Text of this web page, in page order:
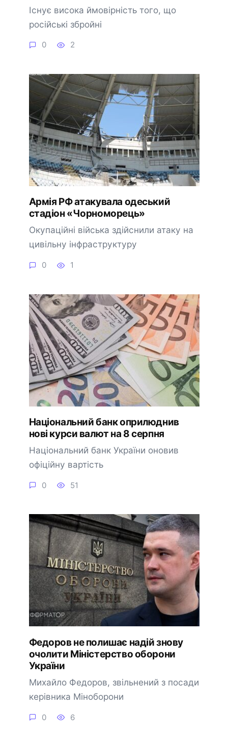
Існує висока ймовірність того, що
російські збройні
0 2
Армія РФ атакувала одеський
стадіон «Чорноморець»
Окупаційні війська здійснили атаку на
цивільну інфраструктуру
0 1
Національний банк оприлюднив
нові курси валют на 8 серпня
Національний банк України оновив
офіційну вартість
0 51
Федоров не полишає надій знову
очолити Міністерство оборони
України
Михайло Федоров, звільнений з посади
керівника Міноборони
0 6